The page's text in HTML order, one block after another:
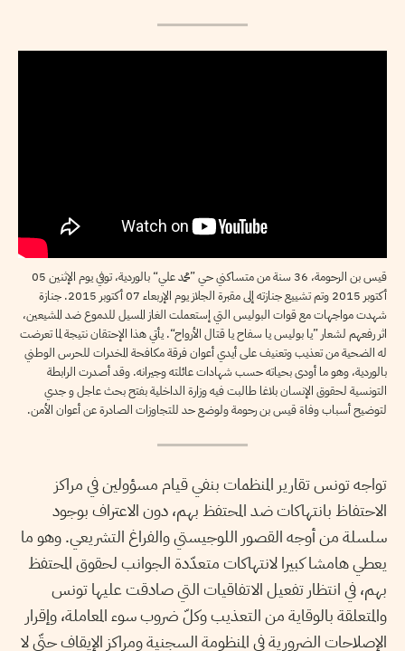
قيس بن الرحومة، 36 سنة من متساكني حي ”محمد علي“ بالوردية، توفي يوم الإثنين 05
أكتوبر 2015 وتم تشييع جنازته إلى مقبرة الجلاز يوم الإربعاء 07 أكتوبر 2015. جنازة
شهدت مواجهات مع قوات البوليس التي إستعملت الغاز المسيل للدموع ضد المشيعين،
اثر رفعهم لشعار ”يا بوليس يا سفاح يا قتال الأرواح“. يأتي هذا الإحتقان نتيجة لما تعرضت
له الضحية من تعذيب وتعنيف على أيدي أعوان فرقة مكافحة المخدرات للحرس الوطني
بالوردية، وهو ما أودى بحياته حسب شهادات عائلته وجيرانه. وقد أصدرت الرابطة
التونسية لحقوق الإنسان بلاغا طالبت فيه وزارة الداخلية بفتح بحث عاجل و جدي
لتوضيح أسباب وفاة قيس بن رحومة ولوضع حد للتجاوزات الصادرة عن أعوان الأمن.
تواجه تونس تقارير المنظمات بنفي قيام مسؤولين في مراكز
الاحتفاظ بانتهاكات ضد المحتفظ بهم، دون الاعتراف بوجود
سلسلة من أوجه القصور اللوجيستي والفراغ التشريعي. وهو ما
يعطي هامشا كبيرا لانتهاكات متعدّدة الجوانب لحقوق المحتفظ
بهم، في انتظار تفعيل الاتفاقيات التي صادقت عليها تونس
والمتعلقة بالوقاية من التعذيب وكلّ ضروب سوء المعاملة، وإقرار
الإصلاحات الضرورية في المنظومة السجنية ومراكز الإيقاف حتّى لا